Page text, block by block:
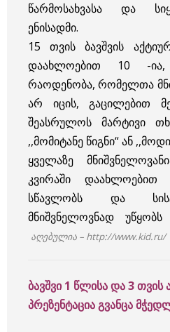
წარმოსახვასა და
ენისადმი.
15 თვის ბავშვის
დაახლოებით 10 -
რაოდენობა, რომელთა
არ იცის, გაცილებით
შეასრულოს მარტივი
,,მომიტანე წიგნი“ ან
ყველაზე
კვირაში
სწავლობს და
მნიშვნელოვნად
აღებულია – http://www.kid.ru/
ბავშვი 1 წლისა და 3 თვის
პრეზენტაცია გვანცა